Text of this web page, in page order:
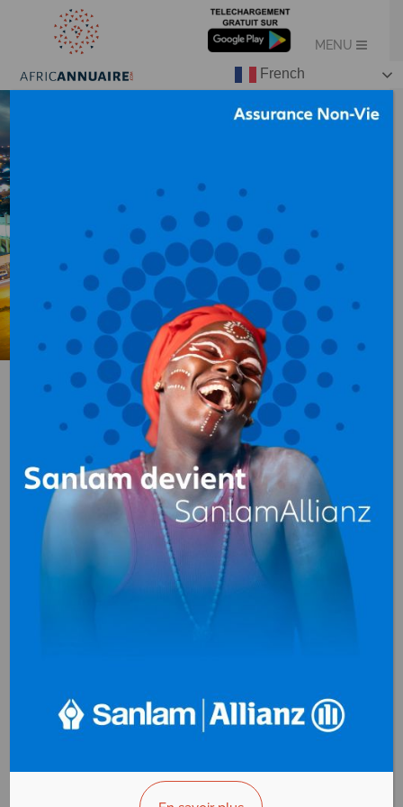
FRANCE
VOLONTARIAT
Formation, Coaching
BP. NC Brazzaville
Congo
+(242)06 829 76 07
>>> Vous êtes le propriétaire ?
French